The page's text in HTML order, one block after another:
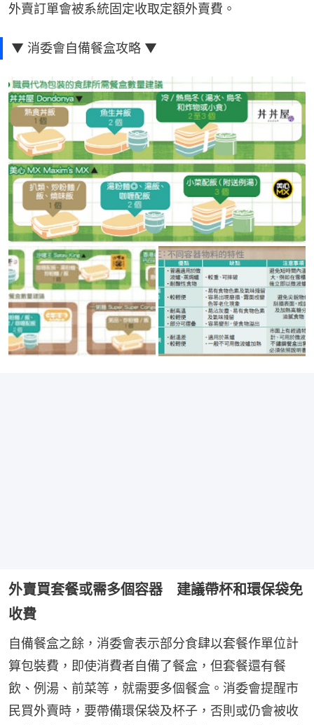
外賣訂單會被系統固定收取定額外賣費。
▼ 消委會自備餐盒攻略 ▼
外賣買套餐或需多個容器 建議帶杯和環保袋免
收費
自備餐盒之餘，消委會表示部分食肆以套餐作單位計
算包裝費，即使消費者自備了餐盒，但套餐還有餐
飲、例湯、前菜等，就需要多個餐盒。消委會提醒市
民買外賣時，要帶備環保袋及杯子，否則或仍會被收